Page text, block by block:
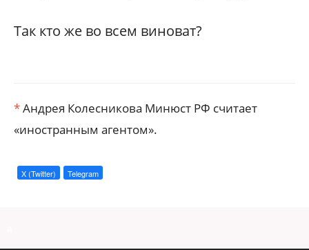
Так кто же во всем виноват?
*Андрея Колесникова Минюст РФ считает
«иностранным агентом».
X (Twitter) Telegram